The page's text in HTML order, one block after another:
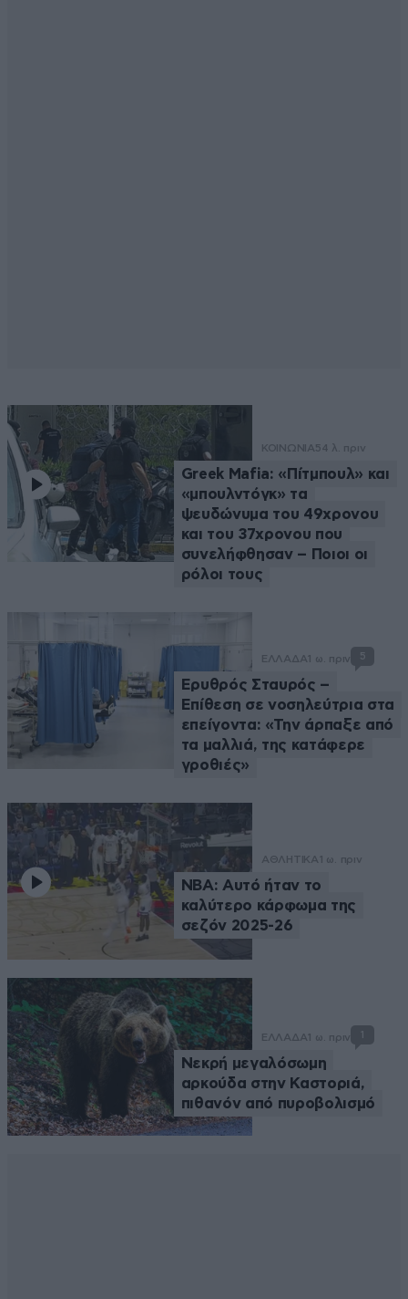
ΚΟΙΝΩΝΙΑ54 λ. πριν
Greek Μafia: «Πίτμπουλ» και
«μπουλντόγκ» τα
ψευδώνυμα του 49χρονου
και του 37χρονου που
συνελήφθησαν – Ποιοι οι
ρόλοι τους
ΕΛΛΑΔΑ 1 ω. πριν 5
Ερυθρός Σταυρός –
Επίθεση σε νοσηλεύτρια στα
επείγοντα: «Την άρπαξε από
τα μαλλιά, της κατάφερε
γροθιές»
ΑΘΛΗΤΙΚΑ 1 ω. πριν
NBA: Αυτό ήταν το
καλύτερο κάρφωμα της
σεζόν 2025-26
ΕΛΛΑΔΑ 1 ω. πριν 1
Νεκρή μεγαλόσωμη
αρκούδα στην Καστοριά,
πιθανόν από πυροβολισμό